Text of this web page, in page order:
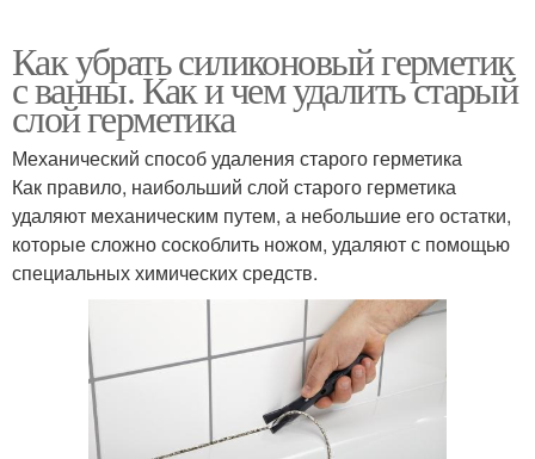
Как убрать силиконовый герметик
с ванны. Как и чем удалить старый
слой герметика
Механический способ удаления старого герметика
Как правило, наибольший слой старого герметика
удаляют механическим путем, а небольшие его остатки,
которые сложно соскоблить ножом, удаляют с помощью
специальных химических средств.